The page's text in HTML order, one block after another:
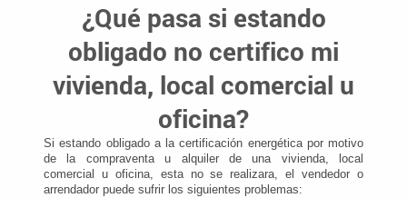
¿Qué pasa si estando
obligado no certifico mi
vivienda, local comercial u
oficina?
Si estando obligado a la certificación energética por motivo
de la compraventa u alquiler de una vivienda, local
comercial u oficina, esta no se realizara, el vendedor o
arrendador puede sufrir los siguientes problemas: